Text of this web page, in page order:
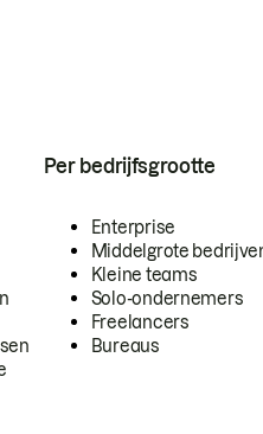
Per bedrijfsgrootte
Enterprise
Middelgrote
Kleine teams
Solo-ondernemers
Freelancers
Bureaus